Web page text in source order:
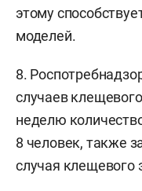
этому
моделей.
8.
случаев
неделю
8 человек, также
случая клещевого